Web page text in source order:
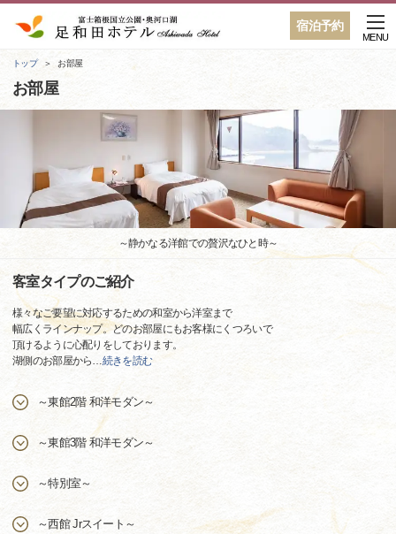
宿泊予約
MENU
トップ お部屋
お部屋
～静かなる洋館での贅沢なひと時～
客室タイプのご紹介
様々なご要望に対応するための和室から洋室まで
幅広くラインナップ。どのお部屋にもお客様にくつろいで
頂けるように心配りをしております。
湖側のお部屋から…続きを読む
～東館2階 和洋モダン～
～東館3階 和洋モダン～
～特別室～
～西館 Jrスイート～